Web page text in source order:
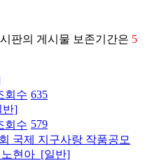
판의 게시물 보존기간은 5
635
반]
579
국제 지구사랑 작품공모
현아 [일반]